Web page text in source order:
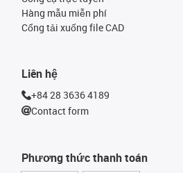
Phương thức thanh toán
Hàng mẫu miễn phí
Cổng tải xuống file CAD
Liên hệ
+84 28 3636 4189
Contact form